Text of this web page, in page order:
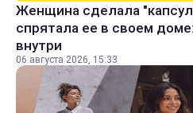
Женщина сделала
спрятала ее в своем
внутри
06 августа 2026, 15:33